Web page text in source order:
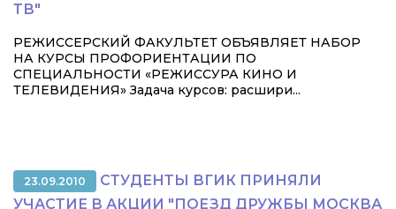
ТВ"
РЕЖИССЕРСКИЙ ФАКУЛЬТЕТ ОБЪЯВЛЯЕТ НАБОР
НА КУРСЫ ПРОФОРИЕНТАЦИИ ПО
СПЕЦИАЛЬНОСТИ «РЕЖИССУРА КИНО И
ТЕЛЕВИДЕНИЯ» Задача курсов: расшири...
23.09.2010
СТУДЕНТЫ ВГИК ПРИНЯЛИ
УЧАСТИЕ В АКЦИИ "ПОЕЗД ДРУЖБЫ МОСКВА